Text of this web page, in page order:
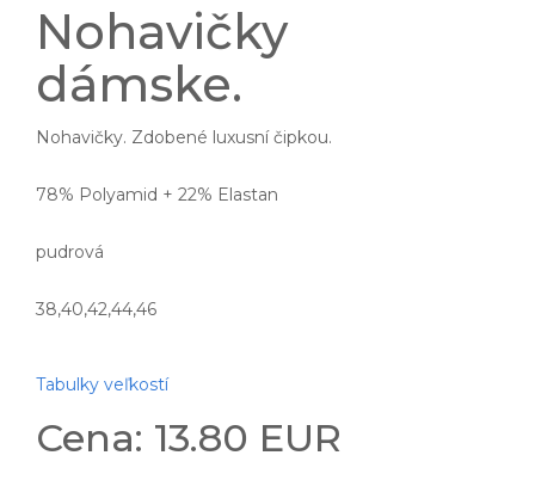
Nohavičky
dámske.
Nohavičky. Zdobené luxusní čipkou.
78% Polyamid + 22% Elastan
pudrová
38,40,42,44,46
Tabulky veľkostí
Cena: 13.80 EUR